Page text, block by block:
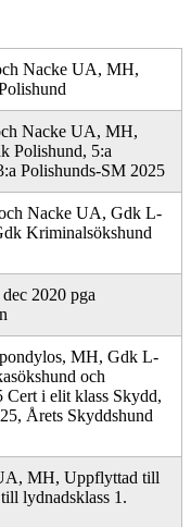
Nacke UA, MH,
Nacke UA, MH,
Polishund, 5:a
Polishunds-SM 2025
Nacke UA, Gdk L-
Kriminalsökshund
2020 pga
MH, Gdk L-
och
Cert i elit klass Skydd,
Årets Skyddshund
MH, Uppflyttad till
lydnadsklass 1.